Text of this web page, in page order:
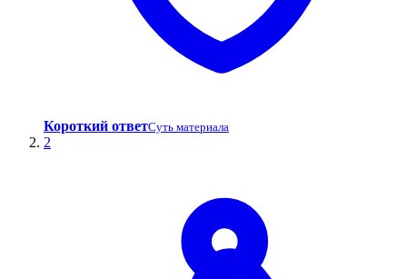
Короткий ответСуть материала
2